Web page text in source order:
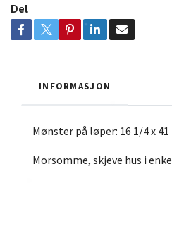
Del
INFORMASJON
Mønster på løper: 16 1/4 x 41
Morsomme, skjeve hus i